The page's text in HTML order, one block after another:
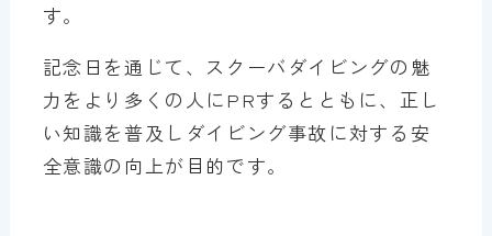
す。
記念日を通じて、スクーバダイビングの魅
力をより多くの人にPRするとともに、正し
い知識を普及しダイビング事故に対する安
全意識の向上が目的です。